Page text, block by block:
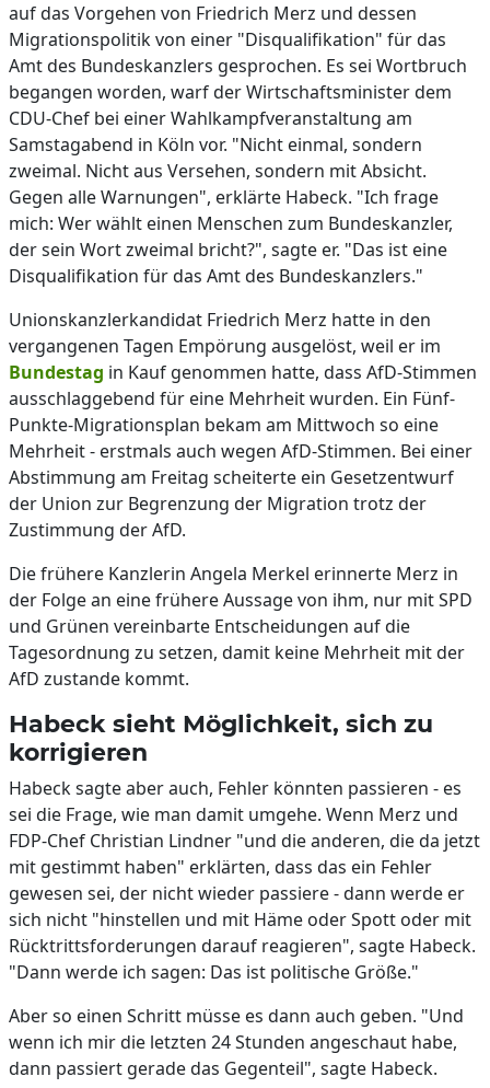
auf das Vorgehen von Friedrich Merz und dessen
Migrationspolitik von einer "Disqualifikation" für das
Amt des Bundeskanzlers gesprochen. Es sei Wortbruch
begangen worden, warf der Wirtschaftsminister dem
CDU-Chef bei einer Wahlkampfveranstaltung am
Samstagabend in Köln vor. "Nicht einmal, sondern
zweimal. Nicht aus Versehen, sondern mit Absicht.
Gegen alle Warnungen", erklärte Habeck. "Ich frage
mich: Wer wählt einen Menschen zum Bundeskanzler,
der sein Wort zweimal bricht?", sagte er. "Das ist eine
Disqualifikation für das Amt des Bundeskanzlers."
Unionskanzlerkandidat Friedrich Merz hatte in den
vergangenen Tagen Empörung ausgelöst, weil er im
Bundestag in Kauf genommen hatte, dass AfD-Stimmen
ausschlaggebend für eine Mehrheit wurden. Ein Fünf-
Punkte-Migrationsplan bekam am Mittwoch so eine
Mehrheit - erstmals auch wegen AfD-Stimmen. Bei einer
Abstimmung am Freitag scheiterte ein Gesetzentwurf
der Union zur Begrenzung der Migration trotz der
Zustimmung der AfD.
Die frühere Kanzlerin Angela Merkel erinnerte Merz in
der Folge an eine frühere Aussage von ihm, nur mit SPD
und Grünen vereinbarte Entscheidungen auf die
Tagesordnung zu setzen, damit keine Mehrheit mit der
AfD zustande kommt.
Habeck sieht Möglichkeit, sich zu
korrigieren
Habeck sagte aber auch, Fehler könnten passieren - es
sei die Frage, wie man damit umgehe. Wenn Merz und
FDP-Chef Christian Lindner "und die anderen, die da jetzt
mit gestimmt haben" erklärten, dass das ein Fehler
gewesen sei, der nicht wieder passiere - dann werde er
sich nicht "hinstellen und mit Häme oder Spott oder mit
Rücktrittsforderungen darauf reagieren", sagte Habeck.
"Dann werde ich sagen: Das ist politische Größe."
Aber so einen Schritt müsse es dann auch geben. "Und
wenn ich mir die letzten 24 Stunden angeschaut habe,
dann passiert gerade das Gegenteil", sagte Habeck.